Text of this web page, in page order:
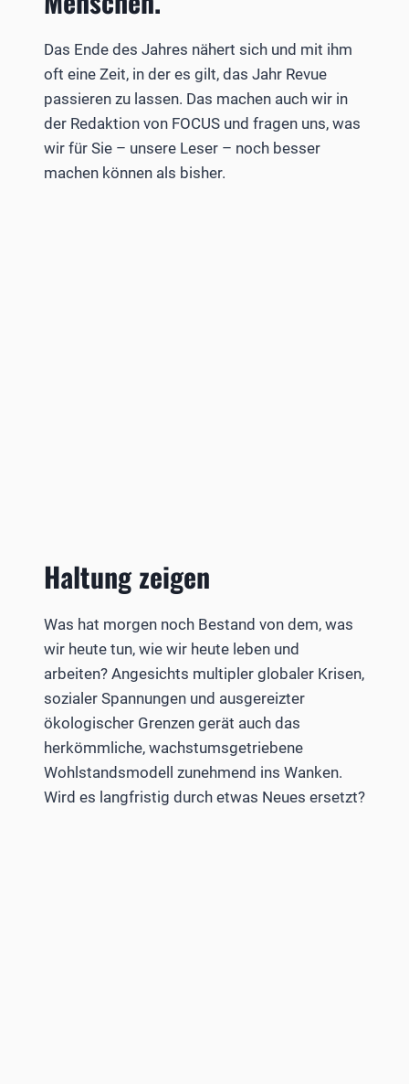
Das Ende des Jahres nähert sich und mit ihm
oft eine Zeit, in der es gilt, das Jahr Revue
passieren zu lassen. Das machen auch wir in
der Redaktion von FOCUS und fragen uns, was
wir für Sie – unsere Leser – noch besser
machen können als bisher.
Haltung zeigen
Was hat morgen noch Bestand von dem, was
wir heute­­ tun, wie wir heute leben und
arbeiten? Angesichts multipler globaler Krisen,
sozialer Spannungen und ausgereizter
ökologischer Grenzen gerät auch das
herkömmliche, wachstumsgetriebene
Wohlstandsmodell zunehmend ins Wanken.
Wird es langfristig durch etwas Neues ersetzt?